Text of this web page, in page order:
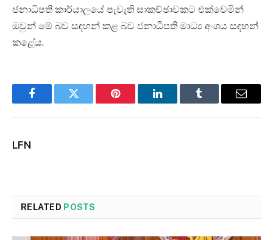
ජනාධිපති කාර්යාලයේ පැවැති සාකච්ඡාවකට එක්වෙමින්
ඔවුන් මේ බව සඳහන් කළ බව ජනාධිපති මාධ්‍ය අංශය සඳහන්
කළේය.
FacebookTwitter Pinterest LinkedInTumblr Email
LFN
RELATED POSTS